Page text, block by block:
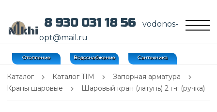
8 930 031 18 56
vodonos-
opt@mail.ru
Отопление Водоснабжение Сантехника
Каталог Каталог TIM
Запорная арматура
Краны шаровые
Шаровый кран (латунь) 2 г-г (ручка)